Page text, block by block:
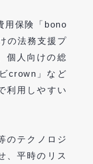
用保険「bono
の法務支援プ
個人向けの総
crown」など
利用しやすい
のテクノロジ
、平時のリス